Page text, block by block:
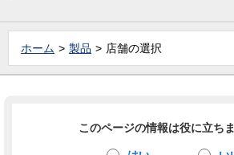
ホーム 製品 店舗の選択
このページの情報は役に立ち